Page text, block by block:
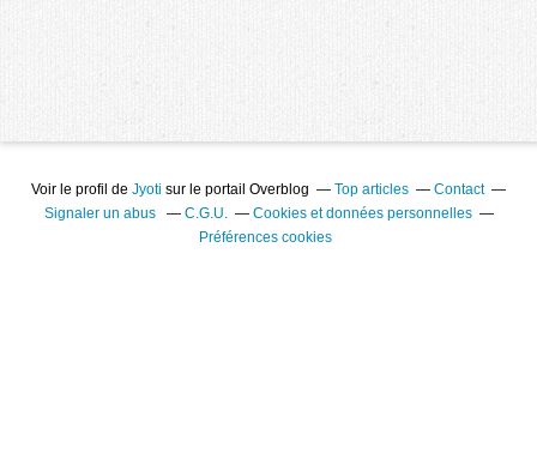
Voir le profil de Jyoti sur le portail Overblog Top articles
Contact
Signaler un abus
C.G.U.
Cookies et données personnelles
Préférences cookies